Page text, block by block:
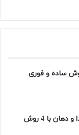
از بین بردن بوی سیر در غذا و دهان با 4 روش